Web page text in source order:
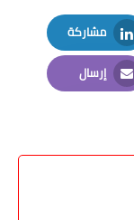
مشاركة
LinkedIn
إرسال
Email